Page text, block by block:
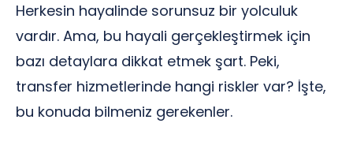
Herkesin hayalinde sorunsuz bir yolculuk
vardır. Ama, bu hayali gerçekleştirmek için
bazı detaylara dikkat etmek şart. Peki,
transfer hizmetlerinde hangi riskler var? İşte,
bu konuda bilmeniz gerekenler.